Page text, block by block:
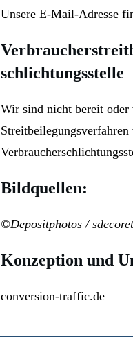
Unsere E-Mail-Adresse
schlichtungs­stelle
Wir sind nicht bereit
Bildquellen:
©Depositphotos / sdecoret
Konzeption und
conversion-traffic.de